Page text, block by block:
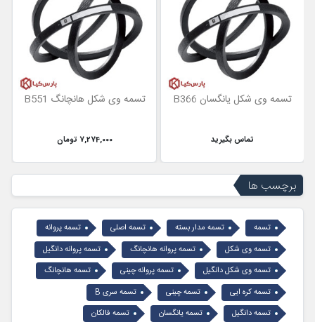
تسمه وی شکل یانگسان B366
تماس بگیرید
تسمه وی شکل هانچانگ B551
7,274,000 تومان
برچسب ها
تسمه تسمه مدار بسته تسمه اصلی
تسمه پروانه
تسمه وی شکل
تسمه پروانه هانچانگ
تسمه پروانه دانگیل
تسمه وی شکل دانگیل
تسمه پروانه چینی
تسمه هانچانگ
تسمه کره ایی
تسمه چینی
تسمه سری B
تسمه دانگیل
تسمه یانگسان
تسمه فالکان